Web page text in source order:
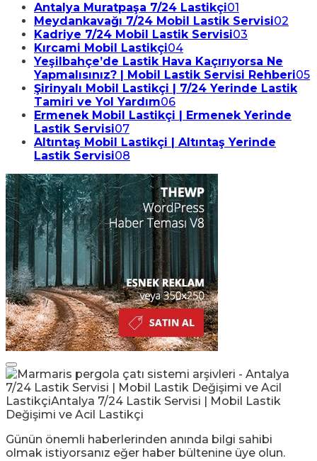
Antalya Muratpaşa 7/24 Lastikçi01
Meydankavağı 7/24 Mobil Lastik Servisi02
Kadriye 7/24 Mobil Lastik Servisi03
Kırcami Mobil Lastikçi04
Yeşilbahçe’de Lastik Hava Kaçırıyorsa Ne
Yapmalısınız? | Mobil Lastik Servisi Rehberi05
Şirinyalı Mobil Lastikçi | 7/24 Yerinde Lastik
Tamiri ve Yol Yardım06
Ermenek Mobil Lastikçi | Ermenek Yerinde
Lastik Servisi07
Altıntaş Mobil Lastikçi | Altıntaş Yerinde
Lastik Servisi08
Günün önemli haberlerinden anında bilgi sahibi
olmak istiyorsanız eğer haber bültenine üye olun.